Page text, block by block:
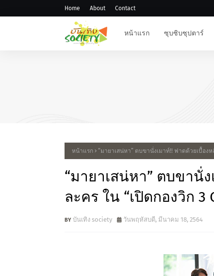
Home About Contact
หน้าแรก ซุบซิบซุปตาร์
หน้าแรก “มายาเสน่หา” ตบขานั่งเมาท์!! ฟาดด้วยเบื้องห
“มายาเสน่หา” ตบขานั่
ละคร ใน “เปิดกองวิก 3
บันเทิง society วันพฤหัสบดี, มีนาคม 18, 2564